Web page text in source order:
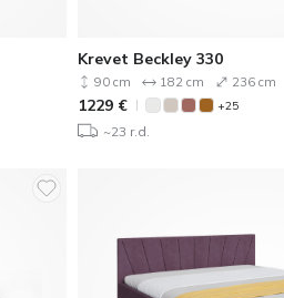
Krevet Beckley 330
90 cm 182 cm 236 cm
1229 € +25
~23 r.d.